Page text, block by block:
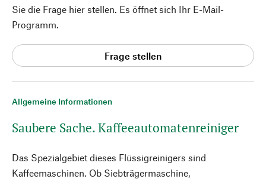
Allgemeine Informationen
Saubere Sache. Kaffeeautomatenreiniger
Das Spezialgebiet dieses Flüssigreinigers sind
Kaffeemaschinen. Ob Siebträgermaschine,
Sie die Frage hier stellen. Es öffnet sich Ihr E-Mail-
Programm.
Frage stellen